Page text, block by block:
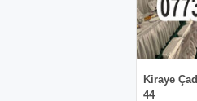
Kiraye
44